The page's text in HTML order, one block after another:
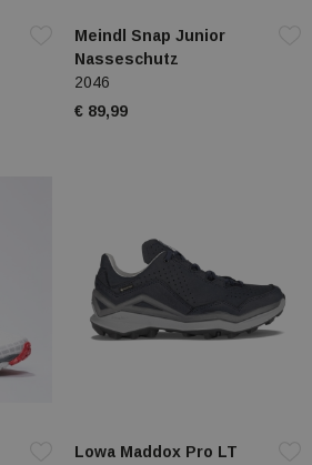
Meindl Snap Junior
Nasseschutz
2046
€ 89,99
Lowa Maddox Pro LT